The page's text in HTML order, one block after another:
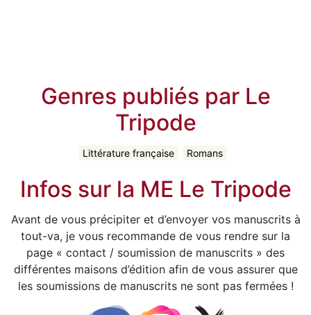
Genres publiés par Le
Tripode
Littérature française Romans
Infos sur la ME Le Tripode
Avant de vous précipiter et d’envoyer vos manuscrits à
tout-va, je vous recommande de vous rendre sur la
page « contact / soumission de manuscrits » des
différentes maisons d’édition afin de vous assurer que
les soumissions de manuscrits ne sont pas fermées !